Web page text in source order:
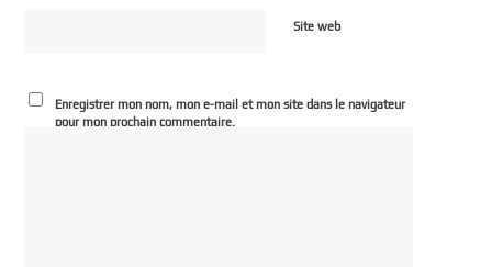
Site web
Enregistrer mon nom, mon e-mail et mon site dans le navigateur
pour mon prochain commentaire.